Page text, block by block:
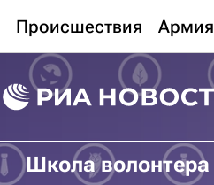
Происшествия Армия
Школа волонтера